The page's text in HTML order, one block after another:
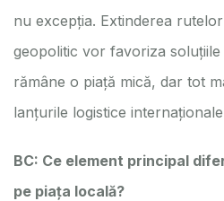
nu excepția. Extinderea
geopolitic vor favoriza
rămâne o piață mică, dar tot
lanțurile logistice
BC: Ce element principal
pe piața locală?